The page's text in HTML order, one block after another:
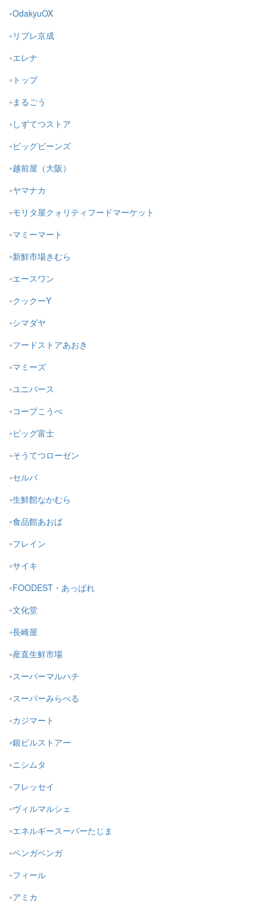
OdakyuOX
リブレ京成
エレナ
トップ
まるごう
しずてつストア
ビッグビーンズ
越前屋（大阪）
ヤマナカ
モリタ屋クォリティフードマーケット
マミーマート
新鮮市場きむら
エースワン
クックーY
シマダヤ
フードストアあおき
マミーズ
ユニバース
コープこうべ
ビッグ富士
そうてつローゼン
セルバ
生鮮館なかむら
食品館あおば
フレイン
サイキ
FOODEST・あっぱれ
文化堂
長崎屋
産直生鮮市場
スーパーマルハチ
スーパーみらべる
カジマート
銀ビルストアー
ニシムタ
フレッセイ
ヴィルマルシェ
エネルギースーパーたじま
ベンガベンガ
フィール
アミカ